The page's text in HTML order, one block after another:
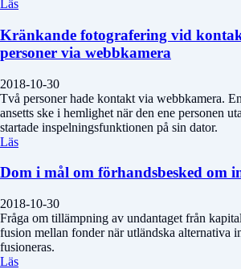
Läs
Kränkande fotografering vid
personer via webbkamera
2018-10-30
Två personer hade kontakt via webbkamera.
ansetts ske i hemlighet när den ene personen
startade inspelningsfunktionen på sin dator.
Läs
Dom i mål om förhandsbesked om
2018-10-30
Fråga om tillämpning av undantaget från
fusion mellan fonder när utländska alternativa
fusioneras.
Läs